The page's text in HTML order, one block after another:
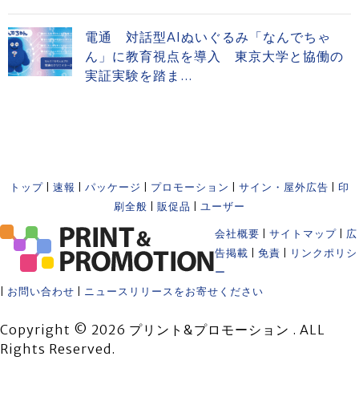
電通 対話型AIぬいぐるみ「なんでちゃ
ん」に教育視点を導入 東京大学と協働の
実証実験を踏ま...
トップ 速報 パッケージ プロモーション サイン・屋外広告
印
刷全般
販促品 ユーザー
会社概要 サイトマップ
広
告掲載
免責
リンクポリシ
ー
お問い合わせ ニュースリリースをお寄せください
Copyright © 2026 プリント&プロモーション . ALL
Rights Reserved.